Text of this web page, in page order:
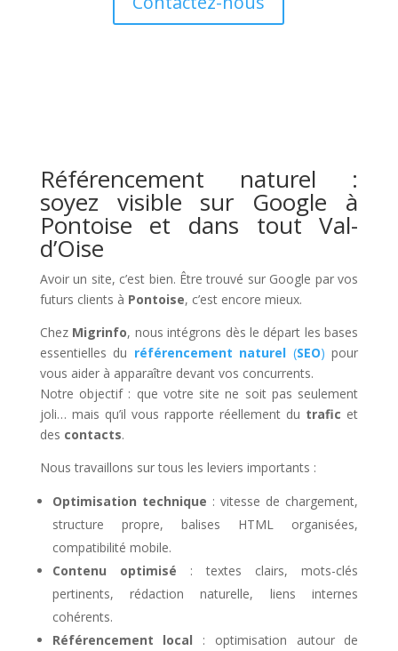
Référencement naturel :
soyez visible sur Google à
Pontoise et dans tout Val-
d’Oise
Avoir un site, c’est bien. Être trouvé sur Google par vos
futurs clients à Pontoise, c’est encore mieux.
Chez Migrinfo, nous intégrons dès le départ les bases
essentielles du référencement naturel (SEO) pour
vous aider à apparaître devant vos concurrents.
Notre objectif : que votre site ne soit pas seulement
joli… mais qu’il vous rapporte réellement du trafic et
des contacts.
Nous travaillons sur tous les leviers importants :
Optimisation technique : vitesse de chargement,
structure propre, balises HTML organisées,
compatibilité mobile.
Contenu optimisé : textes clairs, mots-clés
pertinents, rédaction naturelle, liens internes
cohérents.
Référencement local : optimisation autour de